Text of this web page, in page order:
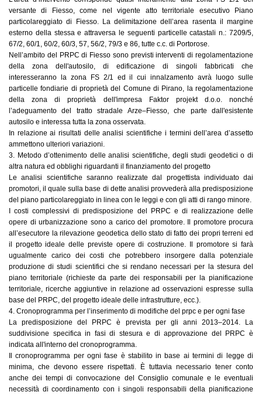
versante di Fiesso, come nel vigente atto territoriale esecutivo Piano
particolareggiato di Fiesso. La delimitazione dell’area rasenta il margine
esterno della stessa e attraversa le seguenti particelle catastali n.: 7209/5,
67/2, 60/1, 60/2, 60/3, 57, 56/2, 79/3 e 86, tutte c.c. di Portorose.
Nell’ambito del PRPC di Fiesso sono previsti interventi di regolamentazione
della zona dell'autosilo, di edificazione di singoli fabbricati che
interesseranno la zona FS 2/1 ed il cui innalzamento avrà luogo sulle
particelle fondiarie di proprietà del Comune di Pirano, la regolamentazione
della zona di proprietà dell'impresa Faktor projekt d.o.o. nonché
l’adeguamento del tratto stradale Arze–Fiesso, che parte dall'esistente
autosilo e interessa tutta la zona osservata.
In relazione ai risultati delle analisi scientifiche i termini dell’area d’assetto
ammettono ulteriori variazioni.
3. Metodo d’ottenimento delle analisi scientifiche, degli studi geodetici o di
altra natura ed obblighi riguardanti il finanziamento del progetto
Le analisi scientifiche saranno realizzate dal progettista individuato dai
promotori, il quale sulla base di dette analisi provvederà alla predisposizione
del piano particolareggiato in linea con le leggi e con gli atti di rango minore.
I costi complessivi di predisposizione del PRPC e di realizzazione delle
opere di urbanizzazione sono a carico del promotore. Il promotore procura
all’esecutore la rilevazione geodetica dello stato di fatto dei propri terreni ed
il progetto ideale delle previste opere di costruzione. Il promotore si farà
ugualmente carico dei costi che potrebbero insorgere dalla potenziale
produzione di studi scientifici che si rendano necessari per la stesura del
piano territoriale (richieste da parte dei responsabili per la pianificazione
territoriale, ricerche aggiuntive in relazione ad osservazioni espresse sulla
base del PRPC, del progetto ideale delle infrastrutture, ecc.).
4. Cronoprogramma per l’inserimento di modifiche del prpc e per ogni fase
La predisposizione del PRPC è prevista per gli anni 2013–2014. La
suddivisione specifica in fasi di stesura e di approvazione del PRPC è
indicata all'interno del cronoprogramma.
Il cronoprogramma per ogni fase è stabilito in base ai termini di legge di
minima, che devono essere rispettati. È tuttavia necessario tener conto
anche dei tempi di convocazione del Consiglio comunale e le eventuali
necessità di coordinamento con i singoli responsabili della pianificazione